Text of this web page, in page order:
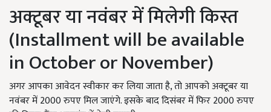
अक्टूबर या नवंबर में मिलेगी किस्त
(Installment will be available
in October or November)
अगर आपका आवेदन स्वीकार कर लिया जाता है, तो आपको अक्टूबर या
नवंबर में 2000 रुपए मिल जाएंगे. इसके बाद दिसंबर में फिर 2000 रुपए